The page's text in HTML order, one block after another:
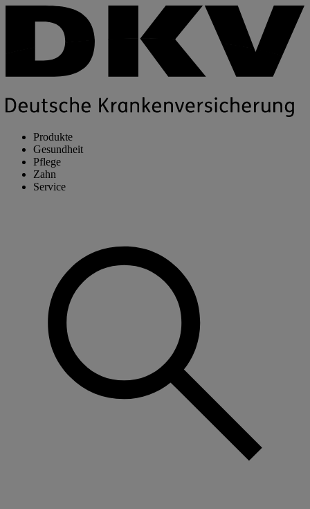
Produkte
Gesundheit
Pflege
Zahn
Service